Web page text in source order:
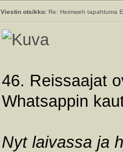
Viestin otsikko:Re: Heimweh tapahtuma
46. Reissaajat
Whatsappin
Nyt laivassa ja